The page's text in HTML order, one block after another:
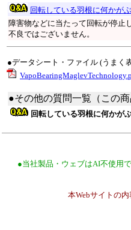
回転している羽根に何かが
障害物などに当たって回転が停止
不良ではございません。
●データシート・ファイル (うまく
●その他の質問一覧（この商
回転している羽根に何かが
●当社製品・ウェブはAI不使用
本Webサイトの